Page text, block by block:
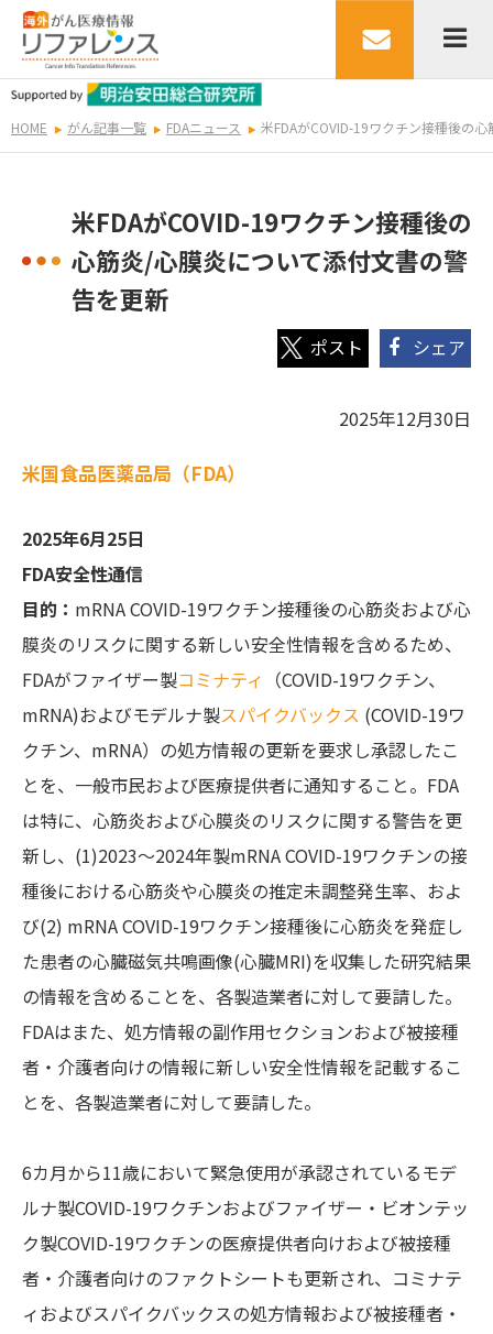
HOME がん記事一覧 FDAニュース 米FDAがCOVID-19ワクチン接種後の
米FDAがCOVID-19ワクチン接種後の
心筋炎/心膜炎について添付文書の警
告を更新
シェア
2025年12月30日
米国食品医薬品局（FDA）
2025年6月25日
FDA安全性通信
目的： mRNA COVID-19ワクチン接種後の心筋炎および心
膜炎のリスクに関する新しい安全性情報を含めるため、
FDAがファイザー製コミナティ （COVID-19ワクチン、
mRNA)およびモデルナ製スパイクバックス (COVID-19ワ
クチン、mRNA）の処方情報の更新を要求し承認したこ
とを、一般市民および医療提供者に通知すること。FDA
は特に、心筋炎および心膜炎のリスクに関する警告を更
新し、(1)2023～2024年製mRNA COVID-19ワクチンの接
種後における心筋炎や心膜炎の推定未調整発生率、およ
び(2) mRNA COVID-19ワクチン接種後に心筋炎を発症し
た患者の心臓磁気共鳴画像(心臓MRI)を収集した研究結果
の情報を含めることを、各製造業者に対して要請した。
FDAはまた、処方情報の副作用セクションおよび被接種
者・介護者向けの情報に新しい安全性情報を記載するこ
とを、各製造業者に対して要請した。
6カ月から11歳において緊急使用が承認されているモデ
ルナ製COVID-19ワクチンおよびファイザー・ビオンテッ
ク製COVID-19ワクチンの医療提供者向けおよび被接種
者・介護者向けのファクトシートも更新され、コミナテ
ィおよびスパイクバックスの処方情報および被接種者・